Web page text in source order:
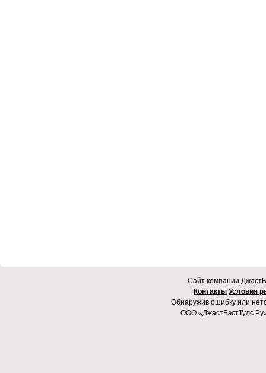
Cайт компании
Контакты Условия
Обнаружив ошибку или
ООО